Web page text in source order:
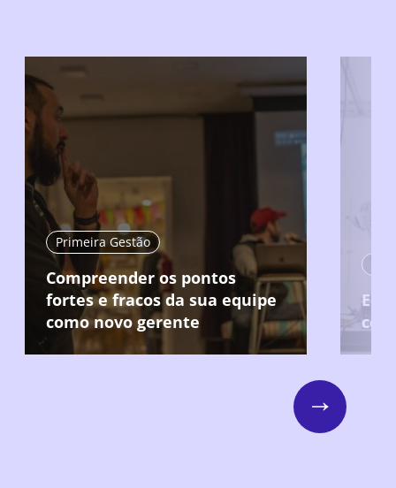
Primeira Gestão
Compreender os pontos
fortes e fracos da sua equipe
como novo gerente
Next